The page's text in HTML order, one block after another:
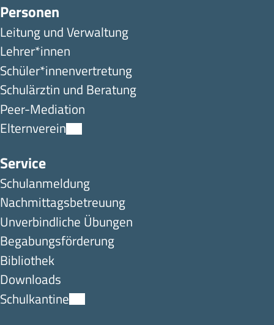
Personen
Leitung und Verwaltung
Lehrer*innen
Schüler*innen­ver­tretung
Schulärztin und Beratung
Peer-Mediation
Elternverein
Service
Schulanmeldung
Nachmittagsbetreuung
Unverbindliche Übungen
Begabungsförderung
Bibliothek
Downloads
Schulkantine